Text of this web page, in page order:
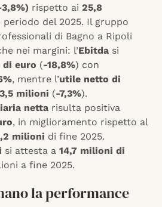
rispetto ai 25,8
periodo del 2025. Il gruppo
di Bagno a Ripoli
nei margini: l’Ebitda si
di euro (-18,8%) con
, mentre l’utile netto di
3,5 milioni (-7,3%).
netta risulta positiva
, in miglioramento rispetto al
milioni di fine 2025.
si attesta a 14,7 milioni di
a fine 2025.
la performance